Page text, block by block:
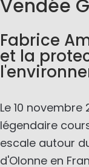
Vendée
Fabrice
et la
Le 10 novembre
légendaire
escale autour
d'Olonne en